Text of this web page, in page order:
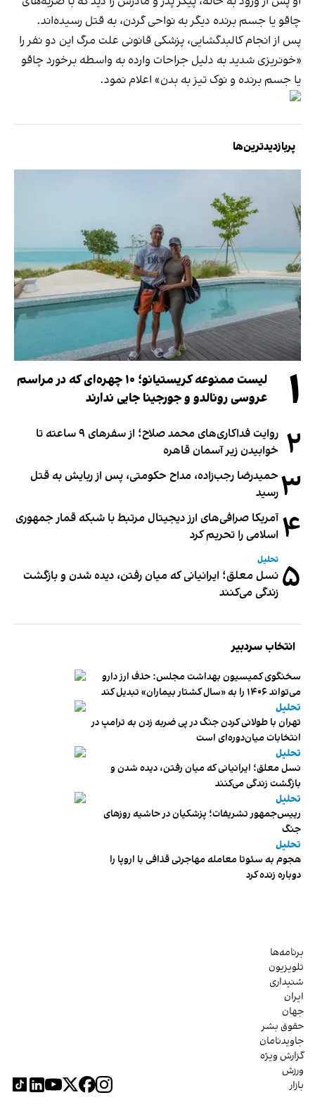
چاقو یا جسم برنده دیگر به نواحی گردن، به قتل رسیده‌اند.
پس از انجام کالبدگشایی، پزشکی قانونی علت مرگ این دو نفر را
«خونریزی شدید به دلیل جراحات وارده به واسطه برخورد چاقو
یا جسم برنده و نوک تیز به بدن» اعلام نمود.
پربازدیدترین‌ها
۱
لیست ممنوعه کریستیانو؛ ۱۰ چهره‌ای که در مراسم
عروسی رونالدو و جورجینا جایی ندارند
۲
روایت فداکاری‌های محمد صلاح؛ از سفرهای ۹ ساعته تا
خوابیدن زیر آسمان قاهره
۳ حمیدرضا رجب‌زاده، مداح حکومتی، پس از ربایش به قتل
رسید
۴ آمریکا صرافی‌های ارز دیجیتال مرتبط با شبکه قمار جمهوری
اسلامی را تحریم کرد
۵ تحلیل
نسل معلق؛ ایرانیانی که میان رفتن، دیده شدن و بازگشت
زندگی می‌کنند
انتخاب سردبیر
سخنگوی کمیسیون بهداشت مجلس: حذف ارز دارو
می‌تواند ۱۴۰۶ را به «سال کشتار بیماران» تبدیل کند
تحلیل
تهران با طولانی کردن جنگ در پی ضربه زدن به ترامپ در
انتخابات میان‌دوره‌ای است
تحلیل
نسل معلق؛ ایرانیانی که میان رفتن، دیده شدن و
بازگشت زندگی می‌کنند
تحلیل
رییس‌جمهور تشریفات؛ پزشکیان در حاشیه روزهای
جنگ
تحلیل
هجوم به سئوتا معامله مهاجرتی قذافی با اروپا را
دوباره زنده کرد
برنامه‌ها
تلویزیون
شنیداری
ایران
جهان
حقوق بشر
جاویدنامان
گزارش ویژه
ورزش
بازار